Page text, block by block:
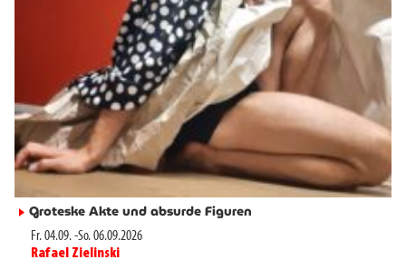
► Groteske Akte und absurde Figuren
Fr. 04.09.-So. 06.09.2026
Rafael Zielinski